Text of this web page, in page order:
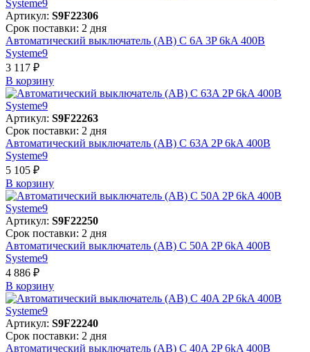
Артикул: S9F22306
Срок поставки: 2 дня
Автоматический выключатель (АВ) C 6A 3P 6kA 400В
Systeme9
3 117 ₽
В корзинy
Артикул: S9F22263
Срок поставки: 2 дня
Автоматический выключатель (АВ) C 63A 2P 6kA 400В
Systeme9
5 105 ₽
В корзинy
Артикул: S9F22250
Срок поставки: 2 дня
Автоматический выключатель (АВ) C 50A 2P 6kA 400В
Systeme9
4 886 ₽
В корзинy
Артикул: S9F22240
Срок поставки: 2 дня
Автоматический выключатель (АВ) C 40A 2P 6kA 400В